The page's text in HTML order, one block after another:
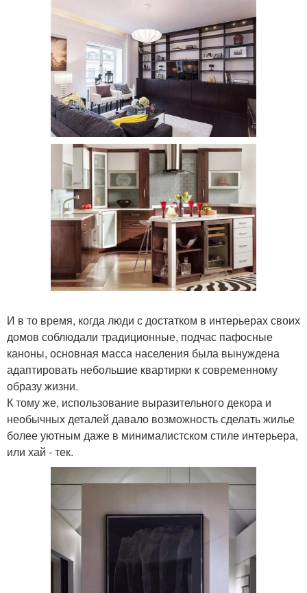
И в то время, когда люди с достатком в интерьерах своих
домов соблюдали традиционные, подчас пафосные
каноны, основная масса населения была вынуждена
адаптировать небольшие квартирки к современному
образу жизни.
К тому же, использование выразительного декора и
необычных деталей давало возможность сделать жилье
более уютным даже в минималистском стиле интерьера,
или хай - тек.